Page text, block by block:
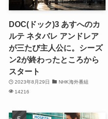
DOC(ドック)3 あすへのカ
ルテ ネタバレ アンドレア
が三たび主人公に。シーズ
ン2が終わったところから
スタート
2023年8月29日
NHK海外番組
14216